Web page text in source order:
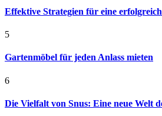
Effektive Strategien für eine
5
Gartenmöbel für jeden Anlass mieten
6
Die Vielfalt von Snus: Eine neue Welt